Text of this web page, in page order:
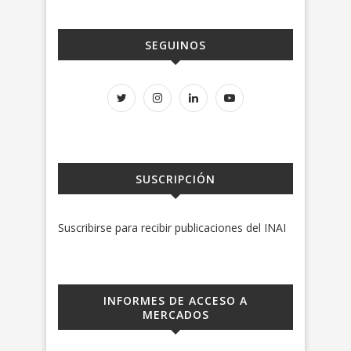
SEGUINOS
SUSCRIPCIÓN
Suscribirse para recibir publicaciones del INAI
INFORMES DE ACCESO A
MERCADOS